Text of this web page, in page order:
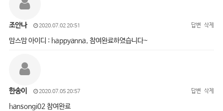
조안나 2020.07.02 20:51 답변 삭제
맘스맘 아이디 : happyanna, 참여완료하였습니다~
한송이 2020.07.05 20:57 답변 삭제
hansongi02 참여완료